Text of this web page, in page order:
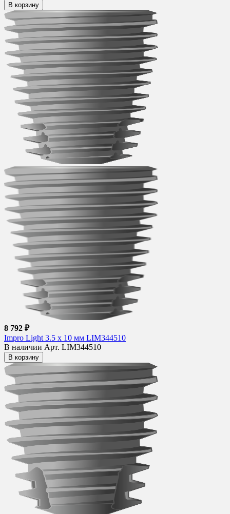
В корзину
8 792 ₽
Impro Light 3.5 х 10 мм LIM344510
В наличии Арт. LIM344510
В корзину